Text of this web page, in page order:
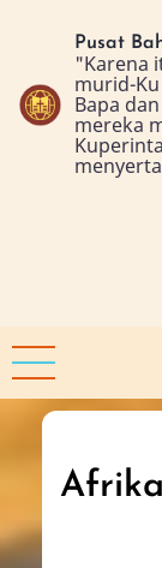
content
Pusat
"Karena
murid-
Bapa
mereka
Afrika